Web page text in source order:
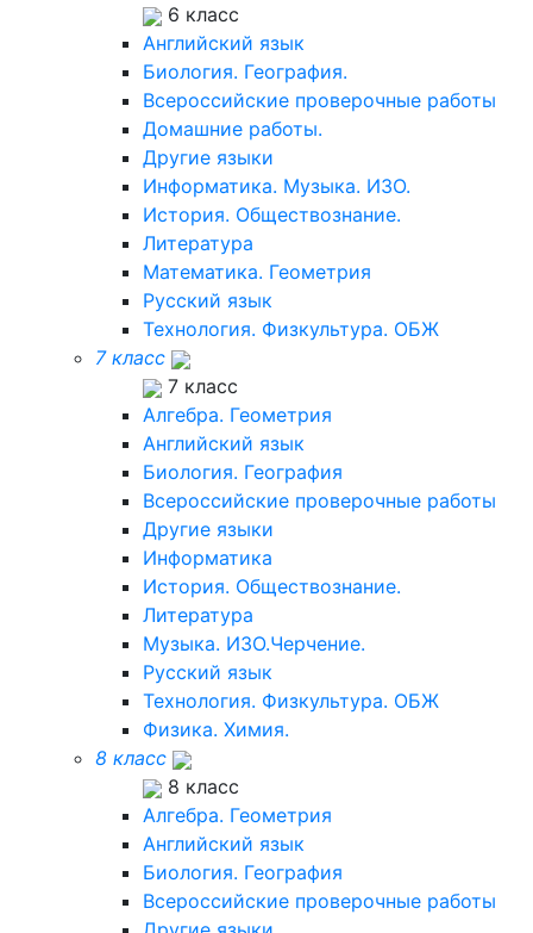
6 класс
Английский язык
Биология. География.
Всероссийские проверочные работы
Домашние работы.
Другие языки
Информатика. Музыка. ИЗО.
История. Обществознание.
Литература
Математика. Геометрия
Русский язык
Технология. Физкультура. ОБЖ
7 класс
7 класс
Алгебра. Геометрия
Английский язык
Биология. География
Всероссийские проверочные работы
Другие языки
Информатика
История. Обществознание.
Литература
Музыка. ИЗО.Черчение.
Русский язык
Технология. Физкультура. ОБЖ
Физика. Химия.
8 класс
8 класс
Алгебра. Геометрия
Английский язык
Биология. География
Всероссийские проверочные работы